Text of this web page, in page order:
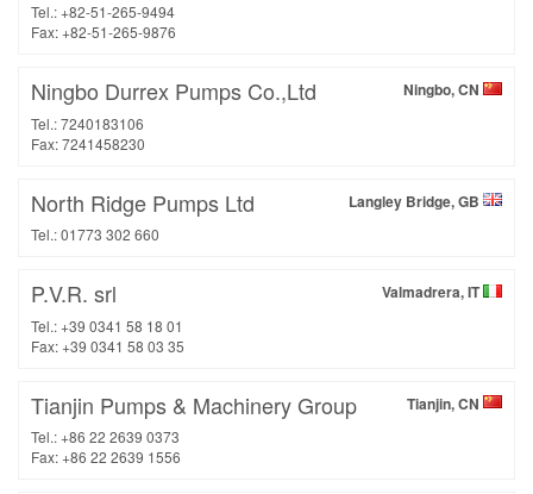
Tel.: +82-51-265-9494
Fax: +82-51-265-9876
Ningbo, CN
Ningbo Durrex Pumps Co.,Ltd
Tel.: 7240183106
Fax: 7241458230
Langley Bridge, GB
North Ridge Pumps Ltd
Tel.: 01773 302 660
Valmadrera, IT
P.V.R. srl
Tel.: +39 0341 58 18 01
Fax: +39 0341 58 03 35
Tianjin, CN
Tianjin Pumps & Machinery Group
Tel.: +86 22 2639 0373
Fax: +86 22 2639 1556